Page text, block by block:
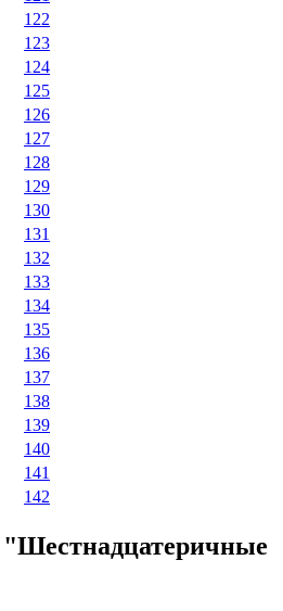
122
123
124
125
126
127
128
129
130
131
132
133
134
135
136
137
138
139
140
141
142
"Шестнадцатеричные